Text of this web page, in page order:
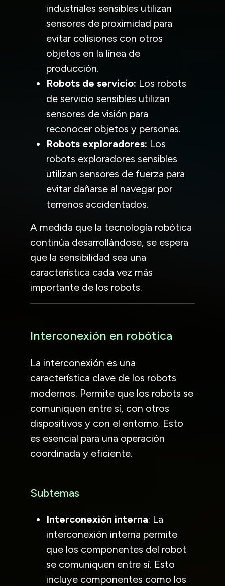
industriales sensibles utilizan
sensores de proximidad para
evitar colisiones con otros
objetos en la línea de
producción.
Robots de servicio: Los robots
de servicio sensibles utilizan
sensores de visión para
reconocer objetos y personas.
Robots exploradores: Los
robots exploradores sensibles
utilizan sensores de fuerza para
evitar dañarse al navegar por
terrenos accidentados.
A medida que la tecnología robótica
continúa desarrollándose, se espera
que la sensibilidad sea una
característica cada vez más
importante de los robots.
Interconexión en robótica
La interconexión es una
característica clave de los robots
modernos. Permite que los robots se
comuniquen entre sí, con otros
dispositivos y con el entorno. Esto
es esencial para una operación
coordinada y eficiente.
Subtemas
Interconexión interna: La
interconexión interna permite
que los componentes del robot
se comuniquen entre sí. Esto
incluye componentes como los